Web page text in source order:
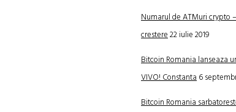
Numarul de ATMuri crypto
crestere22 iulie 2019
Bitcoin Romania lanseaza
VIVO! Constanta6
Bitcoin Romania